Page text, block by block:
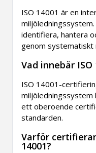
ISO 14001 är en
identifiera, hantera
genom systematiskt
Vad innebär
ISO 14001-
miljöledningssystem
ett oberoende
standarden.
Varför
14001?